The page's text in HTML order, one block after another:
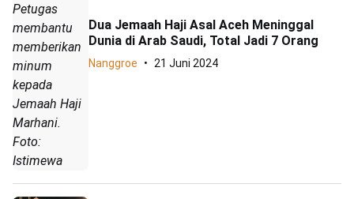
Petugas
membantu
memberikan
minum
kepada
Jemaah Haji
Marhani.
Foto:
Istimewa
Dua Jemaah Haji Asal Aceh Meninggal
Dunia di Arab Saudi, Total Jadi 7 Orang
Nanggroe 21 Juni 2024